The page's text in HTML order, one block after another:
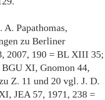
A. Papathomas,
zu Berliner
2007, 190 = BL XIII 35;
BGU XI, Gnomon 44,
Z. 11 und 20 vgl. J. D.
JEA 57, 1971, 238 =